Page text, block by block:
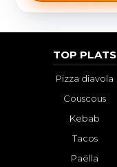
TOP PLATS
Pizza diavola
Couscous
Kebab
Tacos
Paëlla